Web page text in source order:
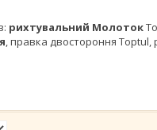
рихтувальний Молоток
, правка двостороння